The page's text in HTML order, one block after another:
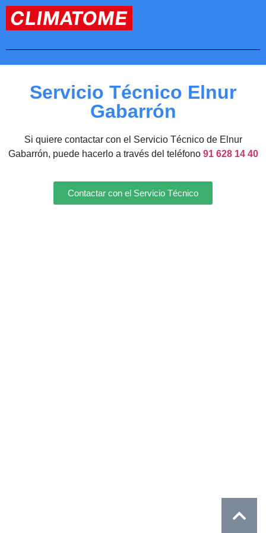
Servicio Técnico Elnur
Gabarrón
Si quiere contactar con el Servicio Técnico de Elnur
Gabarrón, puede hacerlo a través del teléfono 91 628 14 40
Contactar con el Servicio Técnico